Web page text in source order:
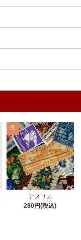
3
アメリカ
280円(税込)